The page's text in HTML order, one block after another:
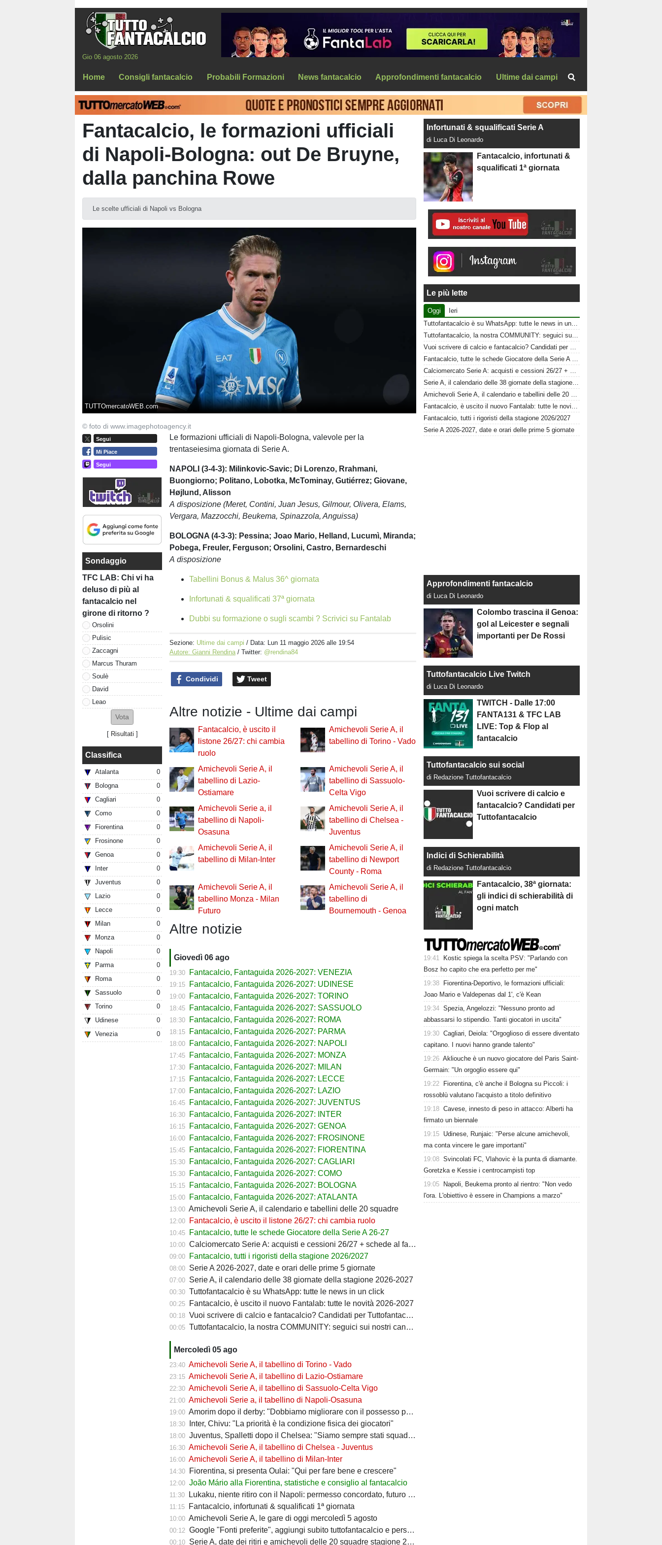
Gio 06 agosto 2026
Home Consigli fantacalcio Probabili Formazioni News fantacalcio Approfondimenti fantacalcio Ultime dai campi
Fantacalcio, le formazioni ufficiali
di Napoli-Bologna: out De Bruyne,
dalla panchina Rowe
Le scelte ufficiali di Napoli vs Bologna
TUTTOmercatoWEB.com
© foto di www.imagephotoagency.it
Segui
Mi Piace
Segui
Sondaggio
TFC LAB: Chi vi ha
deluso di più al
fantacalcio nel
girone di ritorno ?
Orsolini
Pulisic
Zaccagni
Marcus Thuram
Soulè
David
Leao
[ Risultati ]
Classifica
Atalanta
0
Bologna
0
Cagliari
0
Como
0
Fiorentina
0
Frosinone
0
Genoa
0
Inter
0
Juventus
0
Lazio
0
Lecce
0
Milan
0
Monza
0
Napoli
0
Parma
0
Roma
0
Sassuolo
0
Torino
0
Udinese
0
Venezia
0
Le formazioni ufficiali di Napoli-Bologna, valevole per la
trentaseiesima giornata di Serie A.
NAPOLI (3-4-3): Milinkovic-Savic; Di Lorenzo, Rrahmani,
Buongiorno; Politano, Lobotka, McTominay, Gutiérrez; Giovane,
Højlund, Alisson
A disposizione (Meret, Contini, Juan Jesus, Gilmour, Olivera, Elams,
Vergara, Mazzocchi, Beukema, Spinazzola, Anguissa)
BOLOGNA (4-3-3): Pessina; Joao Mario, Helland, Lucumì, Miranda;
Pobega, Freuler, Ferguson; Orsolini, Castro, Bernardeschi
A disposizione
Tabellini Bonus & Malus 36^ giornata
Infortunati & squalificati 37ª giornata
Dubbi su formazione o sugli scambi ? Scrivici su Fantalab
Sezione: Ultime dai campi / Data: Lun 11 maggio 2026 alle 19:54
Autore: Gianni Rendina / Twitter: @rendina84
Condividi Tweet
Altre notizie - Ultime dai campi
Fantacalcio, è uscito il
listone 26/27: chi cambia
ruolo
Amichevoli Serie A, il
tabellino di Torino - Vado
Amichevoli Serie A, il
tabellino di Lazio-
Ostiamare
Amichevoli Serie A, il
tabellino di Sassuolo-
Celta Vigo
Amichevoli Serie a, il
tabellino di Napoli-
Osasuna
Amichevoli Serie A, il
tabellino di Chelsea -
Juventus
Amichevoli Serie A, il
tabellino di Milan-Inter
Amichevoli Serie A, il
tabellino di Newport
County - Roma
Amichevoli Serie A, il
tabellino Monza - Milan
Futuro
Amichevoli Serie A, il
tabellino di
Bournemouth - Genoa
Altre notizie
Giovedì 06 ago
19:30 Fantacalcio, Fantaguida 2026-2027: VENEZIA
19:15 Fantacalcio, Fantaguida 2026-2027: UDINESE
19:00 Fantacalcio, Fantaguida 2026-2027: TORINO
18:45 Fantacalcio, Fantaguida 2026-2027: SASSUOLO
18:30 Fantacalcio, Fantaguida 2026-2027: ROMA
18:15 Fantacalcio, Fantaguida 2026-2027: PARMA
18:00 Fantacalcio, Fantaguida 2026-2027: NAPOLI
17:45 Fantacalcio, Fantaguida 2026-2027: MONZA
17:30 Fantacalcio, Fantaguida 2026-2027: MILAN
17:15 Fantacalcio, Fantaguida 2026-2027: LECCE
17:00 Fantacalcio, Fantaguida 2026-2027: LAZIO
16:45 Fantacalcio, Fantaguida 2026-2027: JUVENTUS
16:30 Fantacalcio, Fantaguida 2026-2027: INTER
16:15 Fantacalcio, Fantaguida 2026-2027: GENOA
16:00 Fantacalcio, Fantaguida 2026-2027: FROSINONE
15:45 Fantacalcio, Fantaguida 2026-2027: FIORENTINA
15:30 Fantacalcio, Fantaguida 2026-2027: CAGLIARI
15:30 Fantacalcio, Fantaguida 2026-2027: COMO
15:15 Fantacalcio, Fantaguida 2026-2027: BOLOGNA
15:00 Fantacalcio, Fantaguida 2026-2027: ATALANTA
13:00 Amichevoli Serie A, il calendario e tabellini delle 20 squadre
12:00 Fantacalcio, è uscito il listone 26/27: chi cambia ruolo
10:45 Fantacalcio, tutte le schede Giocatore della Serie A 26-27
10:00 Calciomercato Serie A: acquisti e cessioni 26/27 + schede al fantacalcio
09:00 Fantacalcio, tutti i rigoristi della stagione 2026/2027
08:00 Serie A 2026-2027, date e orari delle prime 5 giornate
07:00 Serie A, il calendario delle 38 giornate della stagione 2026-2027
00:30 Tuttofantacalcio è su WhatsApp: tutte le news in un click
00:25 Fantacalcio, è uscito il nuovo Fantalab: tutte le novità 2026-2027
00:18 Vuoi scrivere di calcio e fantacalcio? Candidati per Tuttofantacalcio
00:05 Tuttofantacalcio, la nostra COMMUNITY: seguici sui nostri canali social
Mercoledì 05 ago
23:40 Amichevoli Serie A, il tabellino di Torino - Vado
23:15 Amichevoli Serie A, il tabellino di Lazio-Ostiamare
22:30 Amichevoli Serie A, il tabellino di Sassuolo-Celta Vigo
21:00 Amichevoli Serie a, il tabellino di Napoli-Osasuna
19:00 Amorim dopo il derby: "Dobbiamo migliorare con il possesso palla"
18:30 Inter, Chivu: "La priorità è la condizione fisica dei giocatori"
18:00 Juventus, Spalletti dopo il Chelsea: "Siamo sempre stati squadra"
16:30 Amichevoli Serie A, il tabellino di Chelsea - Juventus
16:00 Amichevoli Serie A, il tabellino di Milan-Inter
14:30 Fiorentina, si presenta Oulai: "Qui per fare bene e crescere"
12:00 João Mário alla Fiorentina, statistiche e consiglio al fantacalcio
11:30 Lukaku, niente ritiro con il Napoli: permesso concordato, futuro in bilico
11:15 Fantacalcio, infortunati & squalificati 1ª giornata
10:00 Amichevoli Serie A, le gare di oggi mercoledì 5 agosto
00:12 Google "Fonti preferite", aggiungi subito tuttofantacalcio e personalizza le tue notizie
00:10 Serie A, date dei ritiri e amichevoli delle 20 squadre stagione 2026/2027
Infortunati & squalificati Serie A
di Luca Di Leonardo
Fantacalcio, infortunati &
squalificati 1ª giornata
Le più lette
Oggi
Ieri
Tuttofantacalcio è su WhatsApp: tutte le news in un click
Tuttofantacalcio, la nostra COMMUNITY: seguici sui nostri canali social
Vuoi scrivere di calcio e fantacalcio? Candidati per Tuttofantacalcio
Fantacalcio, tutte le schede Giocatore della Serie A 26-27
Calciomercato Serie A: acquisti e cessioni 26/27 + schede al fantacalcio
Serie A, il calendario delle 38 giornate della stagione 2026-2027
Amichevoli Serie A, il calendario e tabellini delle 20 squadre
Fantacalcio, è uscito il nuovo Fantalab: tutte le novità 2026-2027
Fantacalcio, tutti i rigoristi della stagione 2026/2027
Serie A 2026-2027, date e orari delle prime 5 giornate
Approfondimenti fantacalcio
di Luca Di Leonardo
Colombo trascina il Genoa:
gol al Leicester e segnali
importanti per De Rossi
Tuttofantacalcio Live Twitch
di Luca Di Leonardo
TWITCH - Dalle 17:00
FANTA131 & TFC LAB
LIVE: Top & Flop al
fantacalcio
Tuttofantacalcio sui social
di Redazione Tuttofantacalcio
Vuoi scrivere di calcio e
fantacalcio? Candidati per
Tuttofantacalcio
Indici di Schierabilità
di Redazione Tuttofantacalcio
Fantacalcio, 38ª giornata:
gli indici di schierabilità di
ogni match
19:41
Kostic spiega la scelta PSV: "Parlando con
Bosz ho capito che era perfetto per me"
19:38
Fiorentina-Deportivo, le formazioni ufficiali:
Joao Mario e Valdepenas dal 1', c'è Kean
19:34 Spezia, Angelozzi: "Nessuno pronto ad
abbassarsi lo stipendio. Tanti giocatori in uscita"
19:30 Cagliari, Deiola: "Orgoglioso di essere diventato
capitano. I nuovi hanno grande talento"
19:26 Akliouche è un nuovo giocatore del Paris Saint-
Germain: "Un orgoglio essere qui"
19:22
Fiorentina, c'è anche il Bologna su Piccoli: i
rossoblù valutano l'acquisto a titolo definitivo
19:18 Cavese, innesto di peso in attacco: Alberti ha
firmato un biennale
19:15 Udinese, Runjaic: "Perse alcune amichevoli,
ma conta vincere le gare importanti"
19:08 Svincolati FC, Vlahovic è la punta di diamante.
Goretzka e Kessie i centrocampisti top
19:05
Napoli, Beukema pronto al rientro: "Non vedo
l'ora. L'obiettivo è essere in Champions a marzo"